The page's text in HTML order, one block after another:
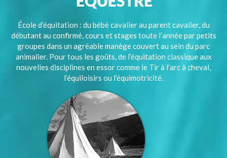
École d’équitation : du bébé cavalier au parent cavalier, du
débutant au confirmé, cours et stages toute l’année par petits
groupes dans un agréable manège couvert au sein du parc
animalier. Pour tous les goûts, de l’équitation classique aux
nouvelles disciplines en essor comme le Tir à l’arc à cheval,
l’équiloisirs ou l’équimotricité.